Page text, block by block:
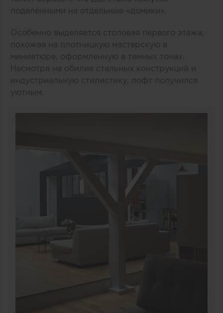
поделенными на отдельные «домики».
Особенно выделяется столовая первого этажа,
похожая на плотницкую мастерскую в
миниатюре, оформленную в темных тонах.
Несмотря на обилие стальных конструкций и
индустриальную стилистику, лофт получился
уютным.